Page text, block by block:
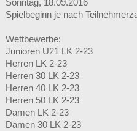
Sonntag, 18.09.2016
Spielbeginn je nach
Wettbewerbe:
Junioren U21 LK 2-23
Herren LK 2-23
Herren 30 LK 2-23
Herren 40 LK 2-23
Herren 50 LK 2-23
Damen LK 2-23
Damen 30 LK 2-23